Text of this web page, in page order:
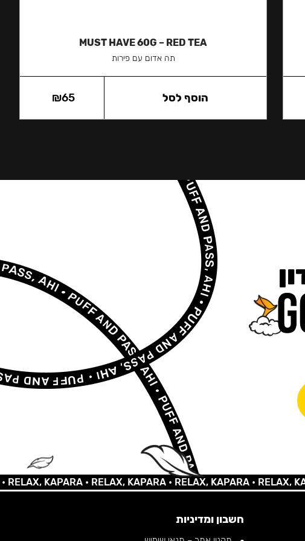
MUST HAVE 60G – RED TEA
תה אדום עם פירות
₪65 הוסף לסל
KAPARA •RELAX, KAPARA •RELAX, KAPARA •RELAX,
חשבון ומדיניות